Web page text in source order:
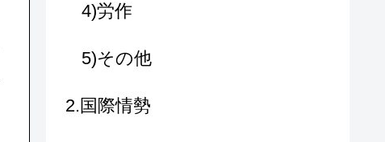
4)労作
5)その他
2.国際情勢